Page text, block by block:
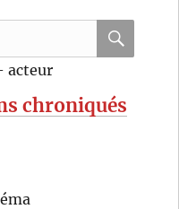
acteur
chroniqués